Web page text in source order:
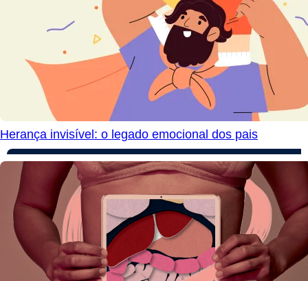
Herança invisível: o legado emocional dos pais